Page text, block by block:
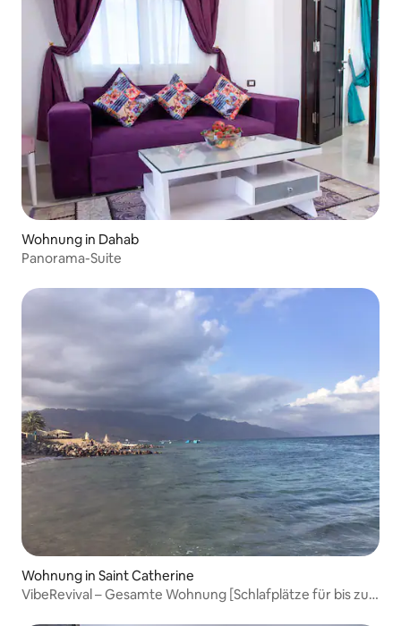
Wohnung in Dahab
Panorama-Suite
Wohnung in Saint Catherine
VibeRevival – Gesamte Wohnung [Schlafplätze für bis zu 4